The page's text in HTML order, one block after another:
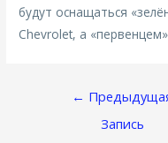
будут оснащаться
Chevrolet, а
Записям
←
Запись